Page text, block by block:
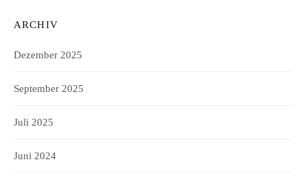
ARCHIV
Dezember 2025
September 2025
Juli 2025
Juni 2024